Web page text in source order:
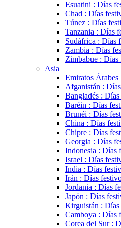
Esuatini : Días
Chad : Días
Túnez : Días
Tanzania : Días
Sudáfrica : Días
Zambia : Días
Zimbabue : Días
Asia
Emiratos
Afganistán :
Bangladés :
Baréin : Días
Brunéi : Días
China : Días
Chipre : Días
Georgia : Días
Indonesia : Días
Israel : Días
India : Días
Irán : Días
Jordania : Días
Japón : Días
Kirguistán : Días
Camboya : Días
Corea del Sur :